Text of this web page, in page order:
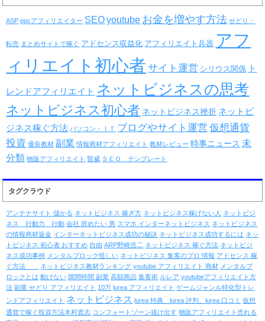
ASP ppcアフィリエイター SEO youtube お金を増やす方法 せどり・
転売 まとめサイトで稼ぐ アドセンス収益化 アフィリエイト兵器 アフ
ィリエイト初心者 サイト運営 シリウス関係 ト
レンドアフィリエイト ネットビジネスの思考
ネットビジネス初心者 ネットビジネス挫折 ネットビ
ジネス稼ぐ方法 パソコン・ＩＴ ブログやサイト運営 仮想通貨
投資 優良教材 副業 情報商材アフィリエイト 教材レビュー 時事ニュース 未
分類 物販アフィリエイト 賢威 ＳＥＯ テンプレート
タグクラウド
アンテナサイト 儲かる ネットビジネス 稼ぎ方 ネットビジネス稼げない人 ネットビジ
ネス 行動力 行動 会社 辞めたい 男 スマホ インターネットビジネス ネットビジネス
の情報商材返金 インターネットビジネス成功の秘訣 ネットビジネス成功するには ネッ
トビジネス 初心者 おすすめ 自由 ARP野崎浩二 ネットビジネス 稼ぐ方法 ネットビジ
ネス成功事例 メンタルブロック怪しい ネットビジネス 集客のプロ 情報 アドセンス 稼
ぐ方法
ネットビジネス教材ランキング youtube アフィリエイト 商材 メンタルブ
ロックとは 動けない 隙間時間 副業 高額商品 集客術 ルレア youtubeアフィリエイト方
法 副業 せどり アフィリエイト 10万 lurea アフィリエイト ゲームジャンル特化型トレ
ンドアフィリエイト ネットビジネス lurea 特典、lurea 評判、lurea 口コミ 仮想
通貨で稼ぐ投資方法木村貴志 コンフォートゾーン抜け出す 物販アフィリエイト売れる